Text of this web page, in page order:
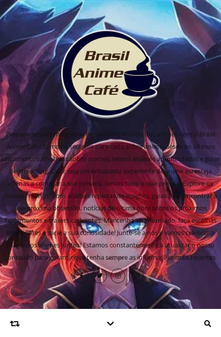
Prepare-se para mergulhar no vibrante mundo dos animes com o Brasil
Anime Cafe! Somos o seu guia para tudo sobre anime, desde os últimos
lançamentos a notícias sobre animes, temos análises aprofundadas e guias
de streaming. Quer seja um entusiasta experiente de anime ou esteja
apenas a começar a sua jornada, temos tudo o que precisa! Explore os
nossos "menus" com análises repletas de insights, guias para encontrar a
sua próxima obsessão, notícias de última hora sobre os próximos
lançamentos e trailers cativantes. Mantenha-se informado, faça escolhas
inteligentes e sacie a sua curiosidade! Junte-se a nós e vamos celebrar a
magia dos animes juntos! Estamos constantemente a atualizar o nosso
conteúdo para garantir que tenha sempre as informações mais recentes.